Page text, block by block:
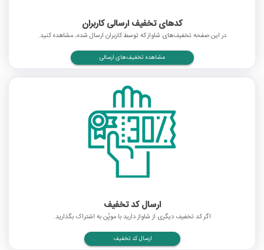
کدهای تخفیف ارسالی کاربران
در این صفحه تخفیف‌های شاواز که توسط کاربران ارسال شده، مشاهده کنید.
مشاهده تخفیف‌های ارسالی
ارسال کد تخفیف
اگر کد تخفیف دیگری از شاواز دارید با موپُن به اشتراک بگذارید.
ارسال کد تخفیف